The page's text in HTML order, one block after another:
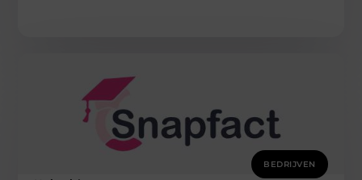
BEDRIJVEN